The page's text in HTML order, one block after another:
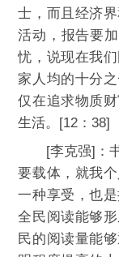
士，而且经济
活动，报告要
忧，说现在我
家人均的十分
仅在追求物质
生活。[12：38]
[李克强]：书
要载体，就我
一种享受，也
全民阅读能够
民的阅读量能